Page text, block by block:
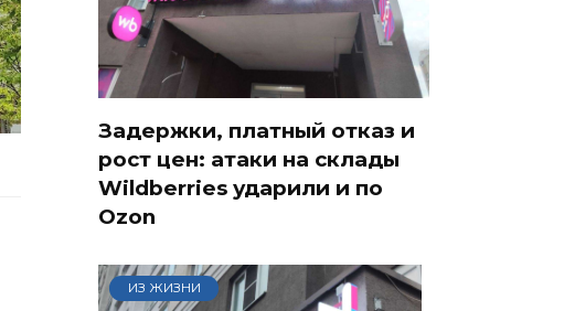
Задержки, платный отказ и
рост цен: атаки на склады
Wildberries ударили и по
Ozon
ИЗ ЖИЗНИ